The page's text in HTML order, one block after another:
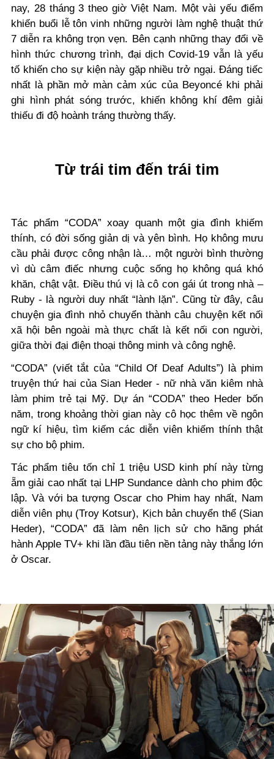
nay, 28 tháng 3 theo giờ Việt Nam. Một vài yếu điểm
khiến buổi lễ tôn vinh những người làm nghệ thuật thứ
7 diễn ra không trọn vẹn. Bên cạnh những thay đổi về
hình thức chương trình, đại dịch Covid-19 vẫn là yếu
tố khiến cho sự kiện này gặp nhiều trở ngại. Đáng tiếc
nhất là phần mở màn cảm xúc của Beyoncé khi phải
ghi hình phát sóng trước, khiến không khí đêm giải
thiếu đi độ hoành tráng thường thấy.
Từ trái tim đến trái tim
Tác phẩm “CODA” xoay quanh một gia đình khiếm
thính, có đời sống giản dị và yên bình. Họ không mưu
cầu phải được công nhận là… một người bình thường
vì dù câm điếc nhưng cuộc sống họ không quá khó
khăn, chật vật. Điều thú vị là cô con gái út trong nhà –
Ruby - là người duy nhất“lành lặn”. Cũng từ đây, câu
chuyện gia đình nhỏ chuyển thành câu chuyện kết nối
xã hội bên ngoài mà thực chất là kết nối con người,
giữa thời đại điện thoại thông minh và công nghệ.
“CODA” (viết tắt của “ChildOf Deaf Adults”) là phim
truyện thứ hai của Sian Heder - nữ nhà văn kiêm nhà
làm phim trẻ tại Mỹ. Dự án “CODA” theo Heder bốn
năm, trong khoảng thời gian này cô học thêm về ngôn
ngữ kí hiệu, tìm kiếm các diễn viên khiếm thính thật
sự cho bộ phim.
Tác phẩm tiêu tốn chỉ 1 triệu USD kinh phínàytừng
ẵm giải cao nhất tại LHP Sundance dành cho phim độc
lập. Và với ba tượng Oscar cho Phim hay nhất, Nam
diễn viên phụ (Troy Kotsur), Kịch bản chuyển thể (Sian
Heder),“CODA” đã làm nên lịch sử cho hãng phát
hành Apple TV+ khi lần đầu tiên nền tảng này thắng lớn
ở Oscar.